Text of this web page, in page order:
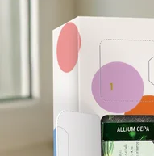
Gratis hälsning
Skapa något unikt
stunden.